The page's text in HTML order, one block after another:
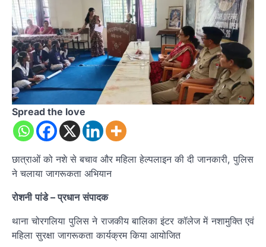
Spread the love
छात्राओं को नशे से बचाव और महिला हेल्पलाइन की दी जानकारी, पुलिस
ने चलाया जागरूकता अभियान
रोशनी पांडे–प्रधान संपादक
थाना चोरगलिया पुलिस ने राजकीय बालिका इंटर कॉलेज में नशामुक्ति एवं
महिला सुरक्षा जागरूकता कार्यक्रम किया आयोजित